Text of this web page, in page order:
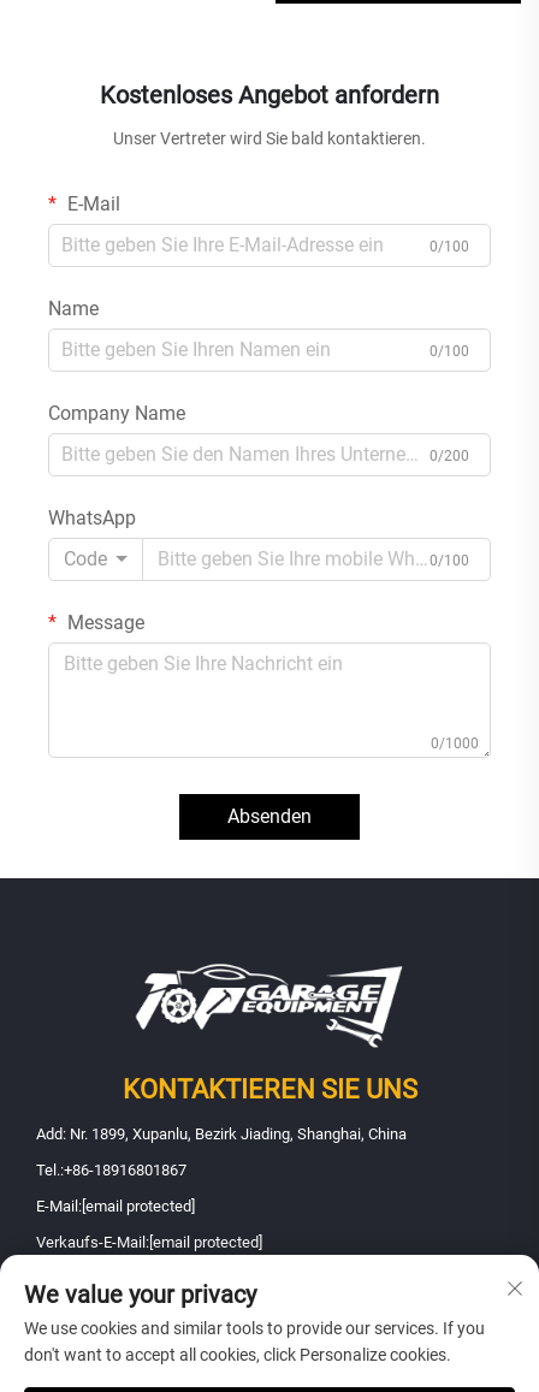
Kostenloses Angebot anfordern
Unser Vertreter wird Sie bald kontaktieren.
E-Mail
0/100
Name
0/100
Company Name
0/200
WhatsApp
Code
0/100
Message
0/1000
Absenden
KONTAKTIEREN SIE UNS
Add: Nr. 1899, Xupanlu, Bezirk Jiading, Shanghai, China
Tel.:+86-18916801867
E-Mail: [email protected]
Verkaufs-E-Mail: [email protected]
Urheberrecht © 2026 Shanghai Fanbao Automobile Maintenance
Equipment Co., Ltd.. Alle Rechte vorbehalten -Datenschutzrichtlinie
We value your privacy
We use cookies and similar tools to provide our services. If you
don't want to accept all cookies, click Personalize cookies.